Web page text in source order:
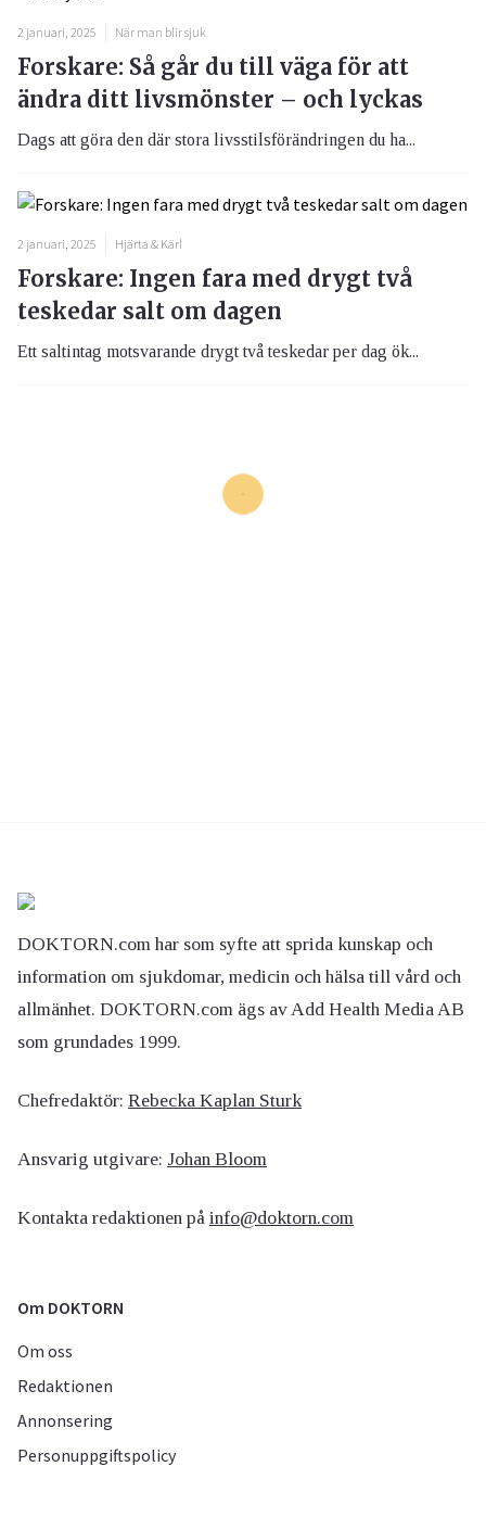
2 januari, 2025 När man blir sjuk
Forskare: Så går du till väga för att
ändra ditt livsmönster – och lyckas
Dags att göra den där stora livsstilsförändringen du ha...
2 januari, 2025 Hjärta & Kärl
Forskare: Ingen fara med drygt två
teskedar salt om dagen
Ett saltintag motsvarande drygt två teskedar per dag ök...
DOKTORN.com har som syfte att sprida kunskap och
information om sjukdomar, medicin och hälsa till vård och
allmänhet. DOKTORN.com ägs av Add Health Media AB
som grundades 1999.
Chefredaktör: Rebecka Kaplan Sturk
Ansvarig utgivare: Johan Bloom
Kontakta redaktionen på info@doktorn.com
Om DOKTORN
Om oss
Redaktionen
Annonsering
Personuppgiftspolicy